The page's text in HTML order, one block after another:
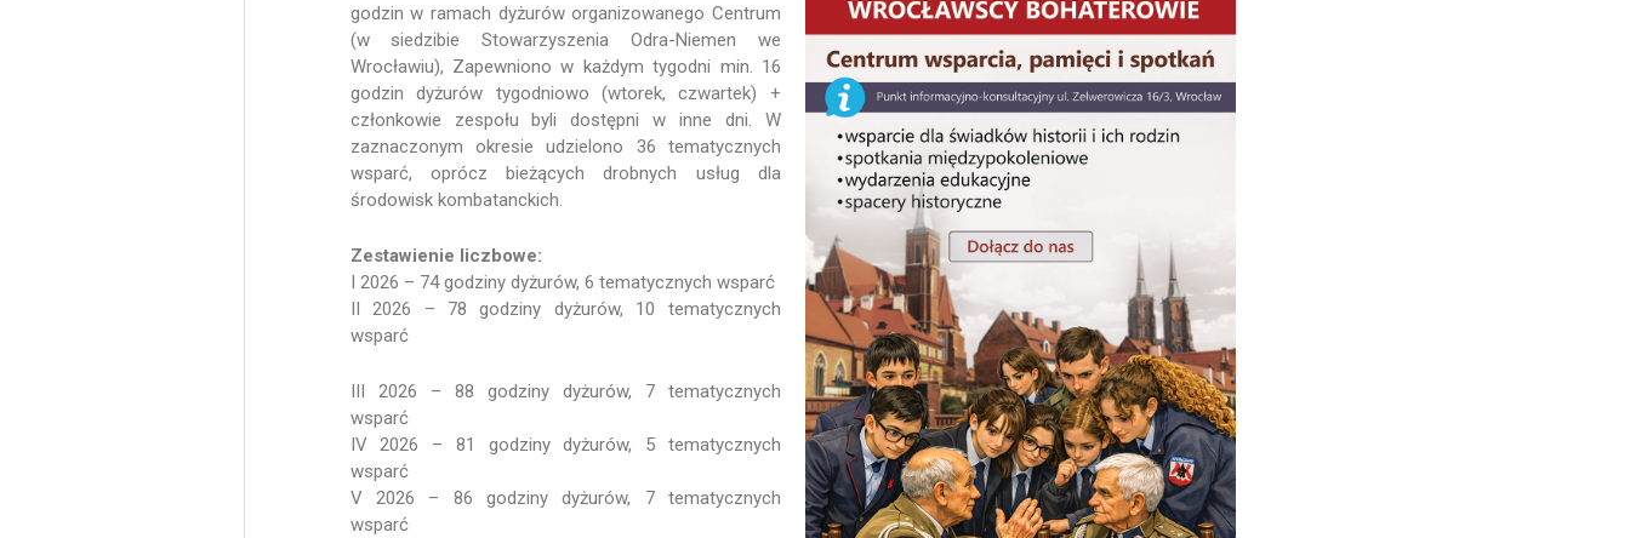
godzin w ramach dyżurów organizowanego Centrum
(w siedzibie Stowarzyszenia Odra-Niemen we
Wrocławiu), Zapewniono w każdym tygodni min. 16
godzin dyżurów tygodniowo (wtorek, czwartek) +
członkowie zespołu byli dostępni w inne dni. W
zaznaczonym okresie udzielono 36 tematycznych
wsparć, oprócz bieżących drobnych usług dla
środowisk kombatanckich.
Zestawienie liczbowe:
I 2026 – 74 godziny dyżurów, 6 tematycznych wsparć
II 2026 – 78 godziny dyżurów, 10 tematycznych
wsparć
III 2026 – 88 godziny dyżurów, 7 tematycznych
wsparć
IV 2026 – 81 godziny dyżurów, 5 tematycznych
wsparć
V 2026 – 86 godziny dyżurów, 7 tematycznych
wsparć